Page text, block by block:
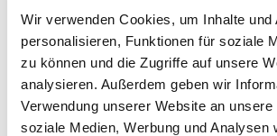
Wir verwenden Cookies, um Inhalte und
personalisieren, Funktionen für soziale
zu können und die Zugriffe auf unsere
analysieren. Außerdem geben wir
Verwendung unserer Website an
soziale Medien, Werbung und Analysen